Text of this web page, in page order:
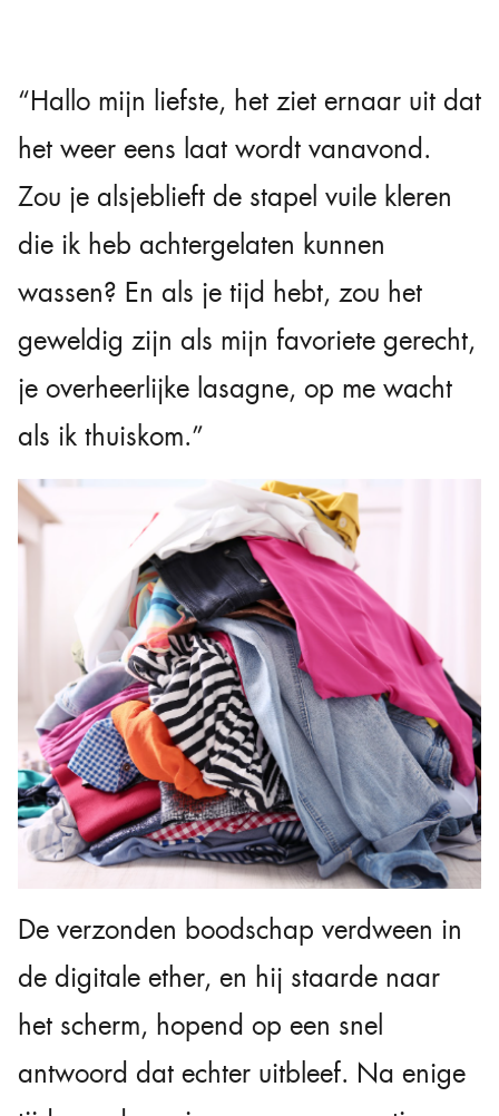
“Hallo mijn liefste, het ziet ernaar uit dat
het weer eens laat wordt vanavond.
Zou je alsjeblieft de stapel vuile kleren
die ik heb achtergelaten kunnen
wassen? En als je tijd hebt, zou het
geweldig zijn als mijn favoriete gerecht,
je overheerlijke lasagne, op me wacht
als ik thuiskom.”
De verzonden boodschap verdween in
de digitale ether, en hij staarde naar
het scherm, hopend op een snel
antwoord dat echter uitbleef. Na enige